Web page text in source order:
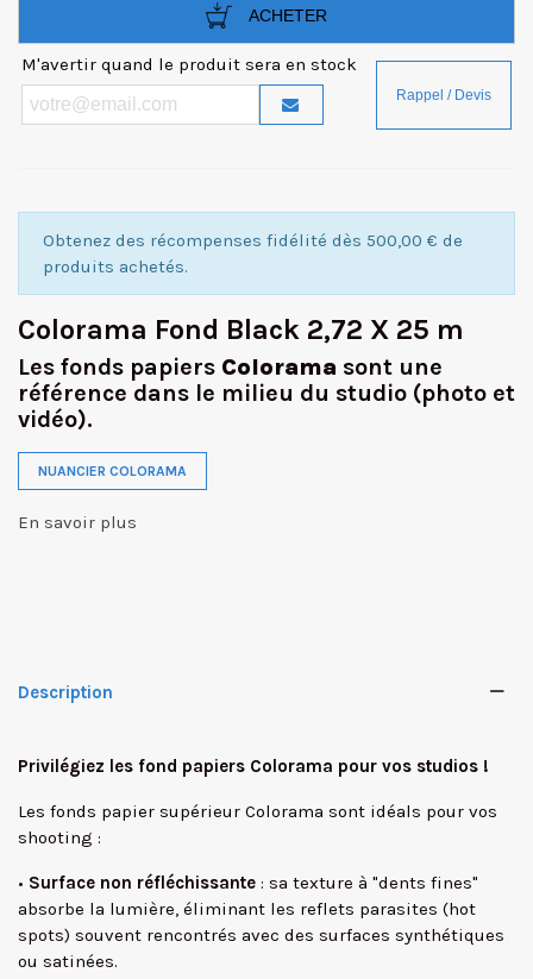
ACHETER
M'avertir quand le produit sera en stock
Obtenez des récompenses fidélité dès 500,00 € de
produits achetés.
Colorama Fond Black 2,72 X 25 m
Les fonds papiers Colorama sont une
référence dans le milieu du studio (photo et
vidéo).
NUANCIER COLORAMA
En savoir plus
Description
Privilégiez les fond papiers Colorama pour vos studios !
Les fonds papier supérieur Colorama sont idéals pour vos
shooting :
• Surface non réfléchissante : sa texture à "dents fines"
absorbe la lumière, éliminant les reflets parasites (hot
spots) souvent rencontrés avec des surfaces synthétiques
ou satinées.